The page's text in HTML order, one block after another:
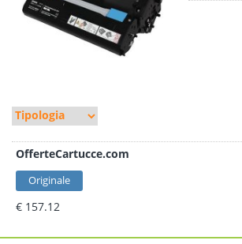
OfferteCartucce.com
Originale
€ 157.12